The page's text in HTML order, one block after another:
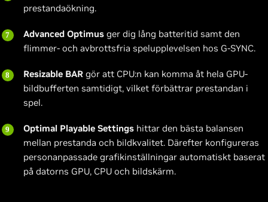
prestandaökning.
Advanced Optimus ger dig lång batteritid samt den
flimmer- och avbrottsfria spelupplevelsen hos G-SYNC.
Resizable BAR gör att CPU:n kan komma åt hela GPU-
bildbufferten samtidigt, vilket förbättrar prestandan i
spel.
Optimal Playable Settings hittar den bästa balansen
mellan prestanda och bildkvalitet. Därefter konfigureras
personanpassade grafikinställningar automatiskt baserat
på datorns GPU, CPU och bildskärm.